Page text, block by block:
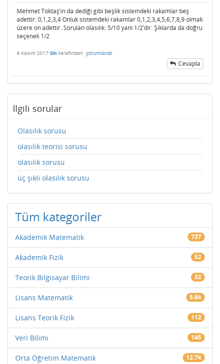
Mehmet Toktaş’ın da dediği gibi beşlik sistemdeki rakamlar beş
adettir: 0,1,2,3,4 Onluk sistemdeki rakamlar 0,1,2,3,4,5,6,7,8,9 olmak
üzere on adettir. Sorulan olasılık: 5/10 yani 1/2’dir. Şıklarda da doğru
seçenek 1/2
9 Kasım 2017 Dn tarafından yorumlandı
Cevapla
İlgili sorular
Olasılık sorusu
olasılık teorisi sorusu
olasılık sorusu
üç şıklı olasılık sorusu
Tüm kategoriler
Akademik Matematik 737
Akademik Fizik 52
Teorik Bilgisayar Bilimi 32
Lisans Matematik 5.6k
Lisans Teorik Fizik 112
Veri Bilimi 145
Orta Öğretim Matematik 12.7k